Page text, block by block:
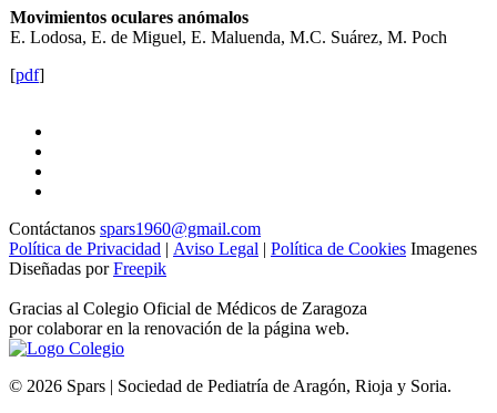
Movimientos oculares anómalos
E. Lodosa, E. de Miguel, E. Maluenda, M.C. Suárez, M. Poch
[pdf]
Contáctanos spars1960@gmail.com
Política de Privacidad | Aviso Legal | Política de Cookies Imagenes
Diseñadas porFreepik
Gracias al Colegio Oficial de Médicos de Zaragoza
por colaborar en la renovación de la página web.
© 2026 Spars | Sociedad de Pediatría de Aragón, Rioja y Soria.